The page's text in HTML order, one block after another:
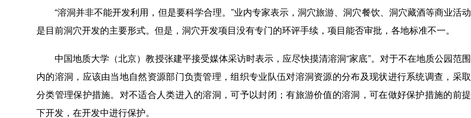
“溶洞并非不能开发利用，但是要科学合理。”业内专家表示，洞穴旅游、洞穴餐饮、洞穴藏酒等商业活动
是目前洞穴开发的主要形式。但是，洞穴开发项目没有专门的环评手续，项目能否审批，各地标准不一。
中国地质大学（北京）教授张建平接受媒体采访时表示，应尽快摸清溶洞“家底”。对于不在地质公园范围
内的溶洞，应该由当地自然资源部门负责管理，组织专业队伍对溶洞资源的分布及现状进行系统调查，采取
分类管理保护措施。对不适合人类进入的溶洞，可予以封闭；有旅游价值的溶洞，可在做好保护措施的前提
下开发，在开发中进行保护。